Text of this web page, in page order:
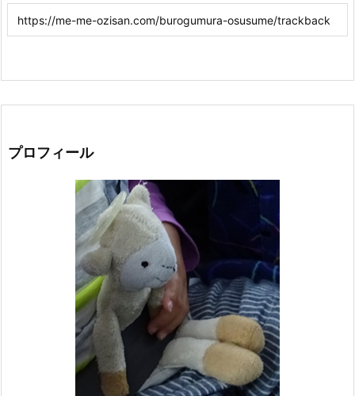
プロフィール